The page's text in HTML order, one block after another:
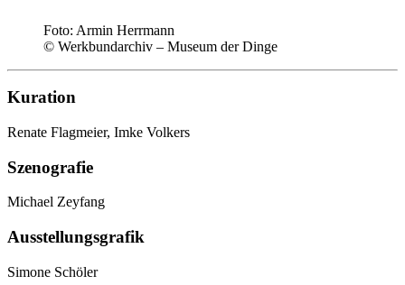
Foto: Armin Herrmann
© Werkbundarchiv – Museum der Dinge
Kuration
Renate Flagmeier, Imke Volkers
Szenografie
Michael Zeyfang
Ausstellungsgrafik
Simone Schöler